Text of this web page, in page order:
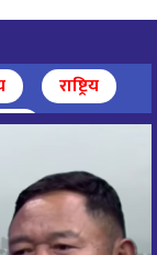
सुरुवात गर्दै,
दर्शन गरि
राष्ट्रिय